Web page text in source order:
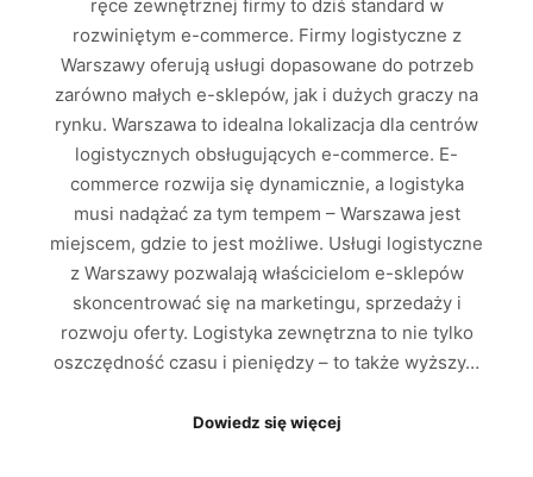
ręce zewnętrznej firmy to dziś standard w
rozwiniętym e-commerce. Firmy logistyczne z
Warszawy oferują usługi dopasowane do potrzeb
zarówno małych e-sklepów, jak i dużych graczy na
rynku. Warszawa to idealna lokalizacja dla centrów
logistycznych obsługujących e-commerce. E-
commerce rozwija się dynamicznie, a logistyka
musi nadążać za tym tempem – Warszawa jest
miejscem, gdzie to jest możliwe. Usługi logistyczne
z Warszawy pozwalają właścicielom e-sklepów
skoncentrować się na marketingu, sprzedaży i
rozwoju oferty. Logistyka zewnętrzna to nie tylko
oszczędność czasu i pieniędzy – to także wyższy…
Dowiedz się więcej